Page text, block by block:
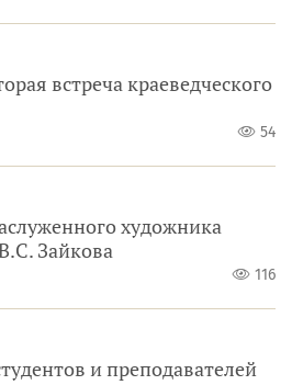
встреча краеведческого
54
художника
Зайкова
116
и преподавателей